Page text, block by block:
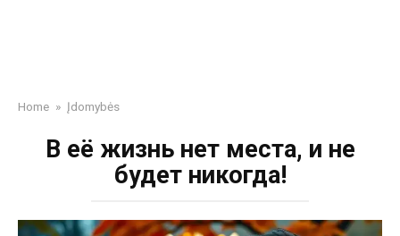
Home » Įdomybės
В её жизнь нет места, и не
будет никогда!